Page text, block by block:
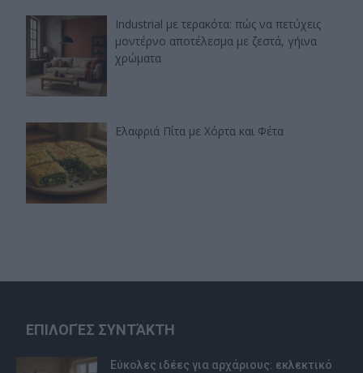
Industrial με τερακότα: πώς να πετύχεις
μοντέρνο αποτέλεσμα με ζεστά, γήινα
χρώματα
Ελαφριά Πίτα με Χόρτα και Φέτα
ΕΠΙΛΟΓΈΣ ΣΥΝΤΆΚΤΗ
Εύκολες ιδέες για αρχάριους: εκλεκτικό